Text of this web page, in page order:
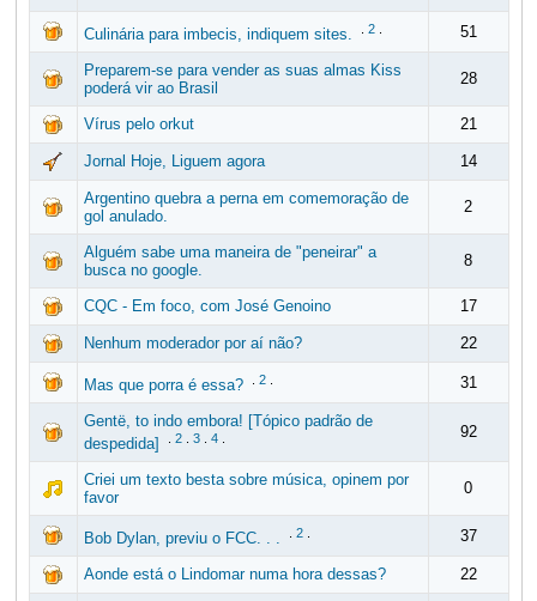
Culinária para imbecis, indiquem sites. 2. 51
Preparem-se para vender as suas almas Kiss
poderá vir ao Brasil
28
Vírus pelo orkut 21
Jornal Hoje, Liguem agora 14
Argentino quebra a perna em comemoração de
gol anulado.
2
Alguém sabe uma maneira de "peneirar" a
busca no google.
8
CQC - Em foco, com José Genoino 17
Nenhum moderador por aí não? 22
Mas que porra é essa? 2. 31
Gentë, to indo embora! [Tópico padrão de
despedida]
2. 3. 4. 92
Criei um texto besta sobre música, opinem por
favor
0
Bob Dylan, previu o FCC. . . 2. 37
Aonde está o Lindomar numa hora dessas? 22